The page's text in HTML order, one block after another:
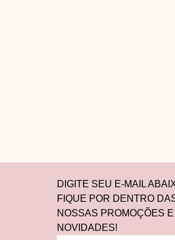
DIGITE SEU E-MAIL
FIQUE POR DENTRO
NOSSAS PROMOÇÕES E
NOVIDADES!